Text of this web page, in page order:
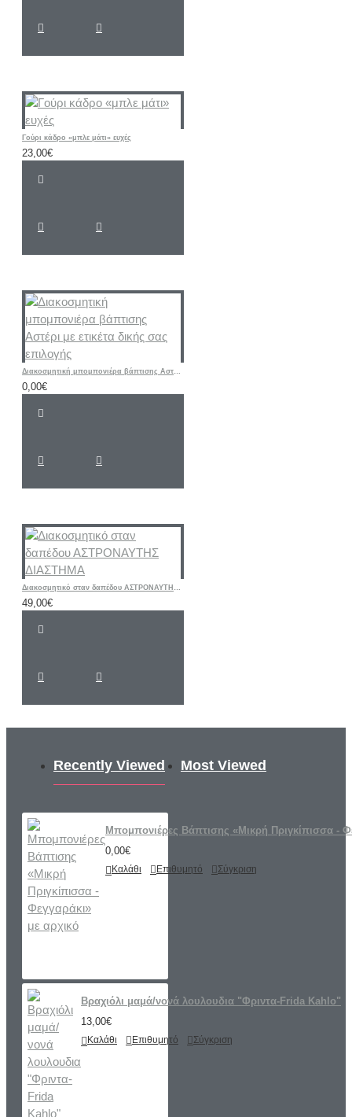
Γούρι κάδρο «μπλε μάτι» ευχές
23,00€
Διακοσμητική μπομπονιέρα βάπτισης Αστέρι με ετικέτα δικής σας επιλογής
0,00€
Διακοσμητικό σταν δαπέδου ΑΣΤΡΟΝΑΥΤΗΣ ΔΙΑΣΤΗΜΑ
49,00€
Recently Viewed Most Viewed
Μπομπονιέρες Βάπτισης «Μικρή Πριγκίπισσα -
0,00€
Καλάθι Επιθυμητό Σύγκριση
Βραχιόλι μαμά/νονά λουλουδια "Φριντα-Frida Kahlo"
13,00€
Καλάθι Επιθυμητό Σύγκριση